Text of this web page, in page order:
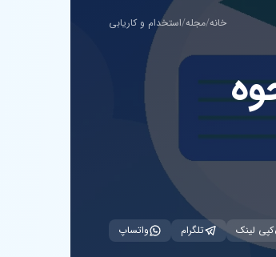
خانه/مجله/استخدام و کاریابی
کپی لینک تلگرام واتساپ